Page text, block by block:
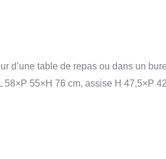
table de repas ou dans un
55×H 76 cm, assise H 47,5×P